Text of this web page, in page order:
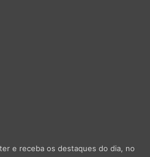
e receba os destaques do dia, no